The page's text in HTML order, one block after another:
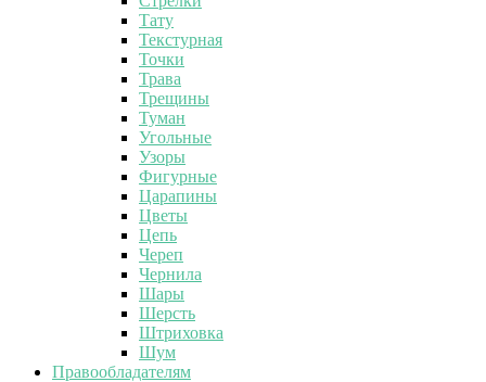
Тату
Текстурная
Точки
Трава
Трещины
Туман
Угольные
Узоры
Фигурные
Царапины
Цветы
Цепь
Череп
Чернила
Шары
Шерсть
Штриховка
Шум
Правообладателям